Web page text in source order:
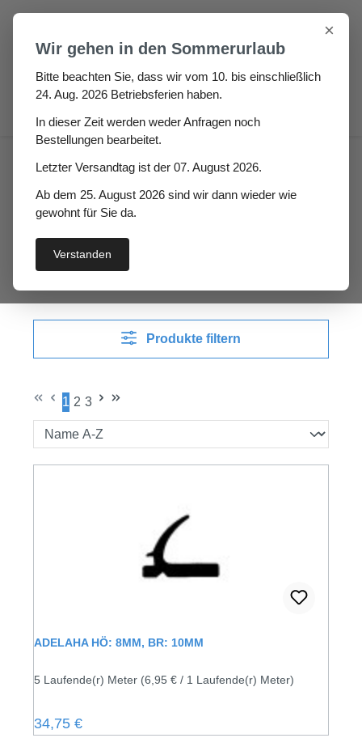
Zum Hauptinhalt springen
Haus
Fenster- / Türprofile
Alu-Fenster-Türen-
Regenschienen
Produkte filtern
Seite
1
Seite
2
Seite
3
ADELAHA HÖ: 8MM, BR: 10MM
5 Laufende(r) Meter (6,95 € / 1 Laufende(r) Meter)
Regulärer Preis:
34,75 €
×
Wir gehen in den Sommerurlaub
Bitte beachten Sie, dass wir vom 10. bis einschließlich
24. Aug. 2026 Betriebsferien haben.
In dieser Zeit werden weder Anfragen noch
Bestellungen bearbeitet.
Letzter Versandtag ist der 07. August 2026.
Ab dem 25. August 2026 sind wir dann wieder wie
gewohnt für Sie da.
Verstanden